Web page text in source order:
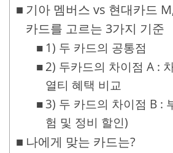
기아 멤버스 vs 현대카드
카드를 고르는 3가지 기준
1) 두 카드의 공통점
2) 두카드의 차이점 A :
열티 혜택 비교
3) 두 카드의 차이점 B :
험 및 정비 할인)
나에게 맞는 카드는?